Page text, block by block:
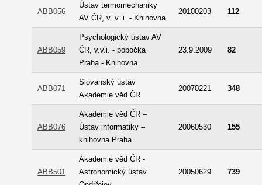
ABB056
Ústav termomechaniky
AV ČR, v. v. i. - Knihovna
20100203 112
ABB059
Psychologický ústav AV
ČR, v.v.i. - pobočka
Praha - Knihovna
23.9.2009 82
ABB071
Slovanský ústav
Akademie věd ČR
20070221 348
ABB076
Akademie věd ČR –
Ústav informatiky –
knihovna Praha
20060530 155
ABB501
Akademie věd ČR -
Astronomický ústav
20050629 739